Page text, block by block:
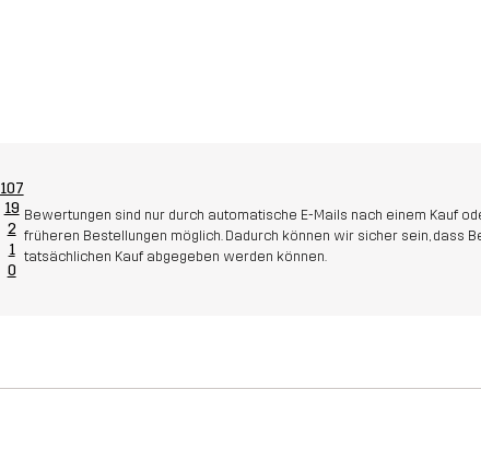
107
19
2
1
0
Bewertungen sind nur durch automatische E-Mails nach einem Kauf
früheren Bestellungen möglich. Dadurch können wir sicher sein, dass
tatsächlichen Kauf abgegeben werden können.